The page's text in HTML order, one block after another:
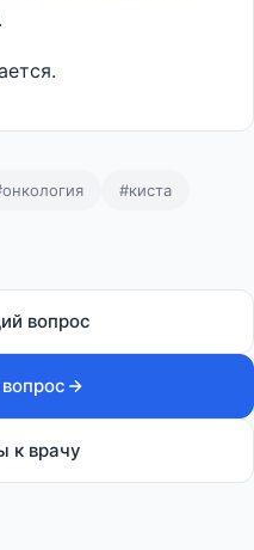
#киста
вопрос
к врачу